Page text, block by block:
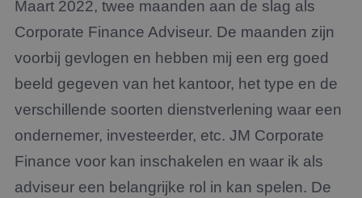
Maart 2022, twee maanden aan de slag als
Corporate Finance Adviseur. De maanden zijn
voorbij gevlogen en hebben mij een erg goed
beeld gegeven van het kantoor, het type en de
verschillende soorten dienstverlening waar een
ondernemer, investeerder, etc. JM Corporate
Finance voor kan inschakelen en waar ik als
adviseur een belangrijke rol in kan spelen. De